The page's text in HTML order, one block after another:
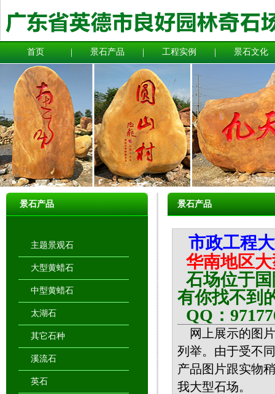
首页 景石产品 工程实例 景石文化
景石产品
主题景观石
大型黄蜡石
中型黄蜡石
太湖石
其它石种
溪流石
英石
景石产品
市政工程
华南地区
石场位于
有你找不到
QQ：
网上展示的图
列举。由于受不
产品图片跟实物
我大型石场。